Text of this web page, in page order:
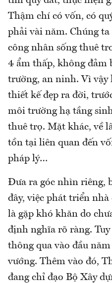
Thậm chí có vốn, có
phải vài năm. Chúng ta
công nhân sống thuê
4 ẩm thấp, không đảm
trường, an ninh. Vì vậy
thiết kế đẹp ra đời,
môi trường hạ tầng
thuê trọ. Mặt khác, về
tồn tại liên quan đến
pháp lý…
Đưa ra góc nhìn riêng,
đây, việc phát triển
là gặp khó khăn do
định nghĩa rõ ràng.
thông qua vào đầu
vướng. Thêm vào đó,
đang chỉ đạo Bộ Xây